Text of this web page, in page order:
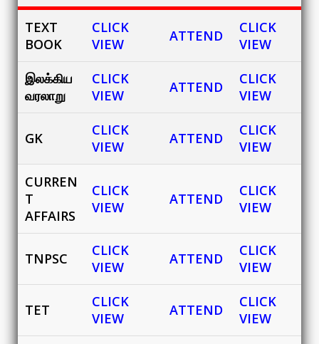
TEXT
BOOK
CLICK
VIEW
ATTEND
CLICK
VIEW
இலக்கிய
வரலாறு
CLICK
VIEW
ATTEND
CLICK
VIEW
GK
CLICK
VIEW
ATTEND
CLICK
VIEW
CURREN
T
AFFAIRS
CLICK
VIEW
ATTEND
CLICK
VIEW
TNPSC
CLICK
VIEW
ATTEND
CLICK
VIEW
TET
CLICK
VIEW
ATTEND
CLICK
VIEW